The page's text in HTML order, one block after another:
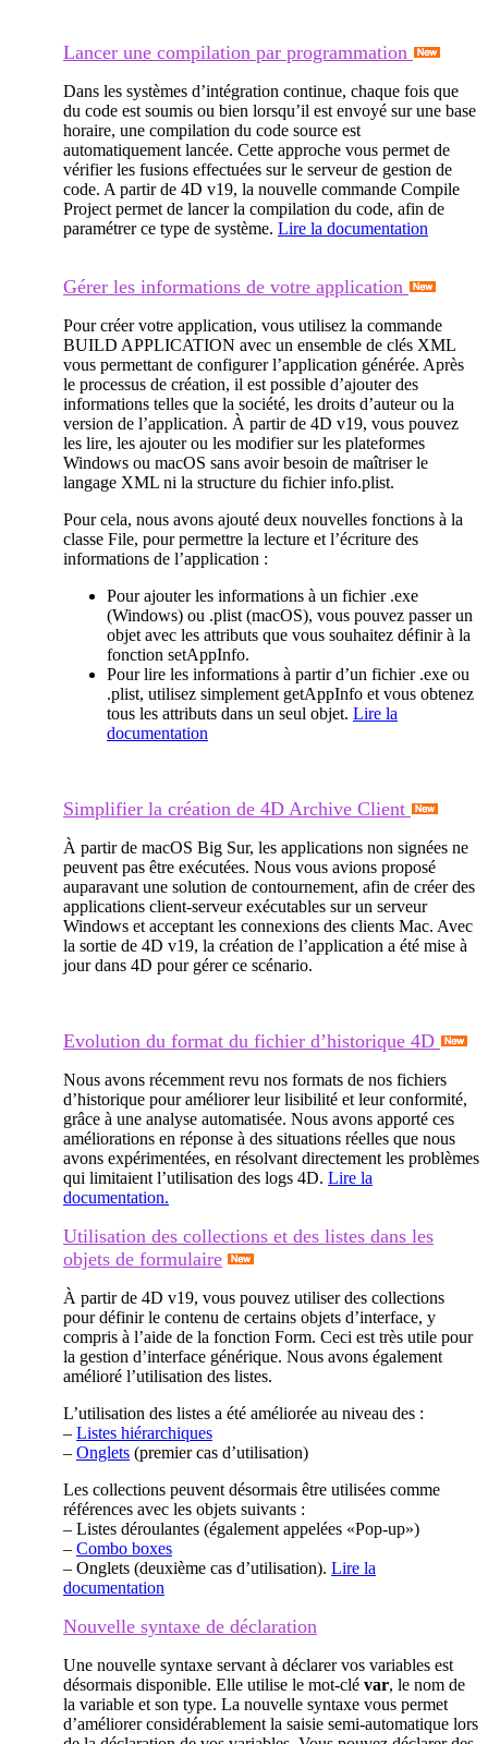
Lancer une compilation par programmation
Dans les systèmes d’intégration continue, chaque fois que
du code est soumis ou bien lorsqu’il est envoyé sur une base
horaire, une compilation du code source est
automatiquement lancée. Cette approche vous permet de
vérifier les fusions effectuées sur le serveur de gestion de
code. A partir de 4D v19, la nouvelle commande Compile
Project permet de lancer la compilation du code, afin de
paramétrer ce type de système. Lire la documentation
Gérer les informations de votre application
Pour créer votre application, vous utilisez la commande
BUILD APPLICATION avec un ensemble de clés XML
vous permettant de configurer l’application générée. Après
le processus de création, il est possible d’ajouter des
informations telles que la société, les droits d’auteur ou la
version de l’application. À partir de 4D v19, vous pouvez
les lire, les ajouter ou les modifier sur les plateformes
Windows ou macOS sans avoir besoin de maîtriser le
langage XML ni la structure du fichier info.plist.
Pour cela, nous avons ajouté deux nouvelles fonctions à la
classe File, pour permettre la lecture et l’écriture des
informations de l’application :
Pour ajouter les informations à un fichier .exe
(Windows) ou .plist (macOS), vous pouvez passer un
objet avec les attributs que vous souhaitez définir à la
fonction setAppInfo.
Pour lire les informations à partir d’un fichier .exe ou
.plist, utilisez simplement getAppInfo et vous obtenez
tous les attributs dans un seul objet. Lire la
documentation
Simplifier la création de 4D Archive Client
À partir de macOS Big Sur, les applications non signées ne
peuvent pas être exécutées. Nous vous avions proposé
auparavant une solution de contournement, afin de créer des
applications client-serveur exécutables sur un serveur
Windows et acceptant les connexions des clients Mac. Avec
la sortie de 4D v19, la création de l’application a été mise à
jour dans 4D pour gérer ce scénario.
Evolution du format du fichier d’historique 4D
Nous avons récemment revu nos formats de nos fichiers
d’historique pour améliorer leur lisibilité et leur conformité,
grâce à une analyse automatisée. Nous avons apporté ces
améliorations en réponse à des situations réelles que nous
avons expérimentées, en résolvant directement les problèmes
qui limitaient l’utilisation des logs 4D. Lire la
documentation.
Utilisation des collections et des listes dans les
objets de formulaire
À partir de 4D v19, vous pouvez utiliser des collections
pour définir le contenu de certains objets d’interface, y
compris à l’aide de la fonction Form. Ceci est très utile pour
la gestion d’interface générique. Nous avons également
amélioré l’utilisation des listes.
L’utilisation des listes a été améliorée au niveau des :
– Listes hiérarchiques
– Onglets (premier cas d’utilisation)
Les collections peuvent désormais être utilisées comme
références avec les objets suivants :
– Listes déroulantes (également appelées «Pop-up»)
– Combo boxes
– Onglets (deuxième cas d’utilisation). Lire la
documentation
Nouvelle syntaxe de déclaration
Une nouvelle syntaxe servant à déclarer vos variables est
désormais disponible. Elle utilise le mot-clé var, le nom de
la variable et son type. La nouvelle syntaxe vous permet
d’améliorer considérablement la saisie semi-automatique lors